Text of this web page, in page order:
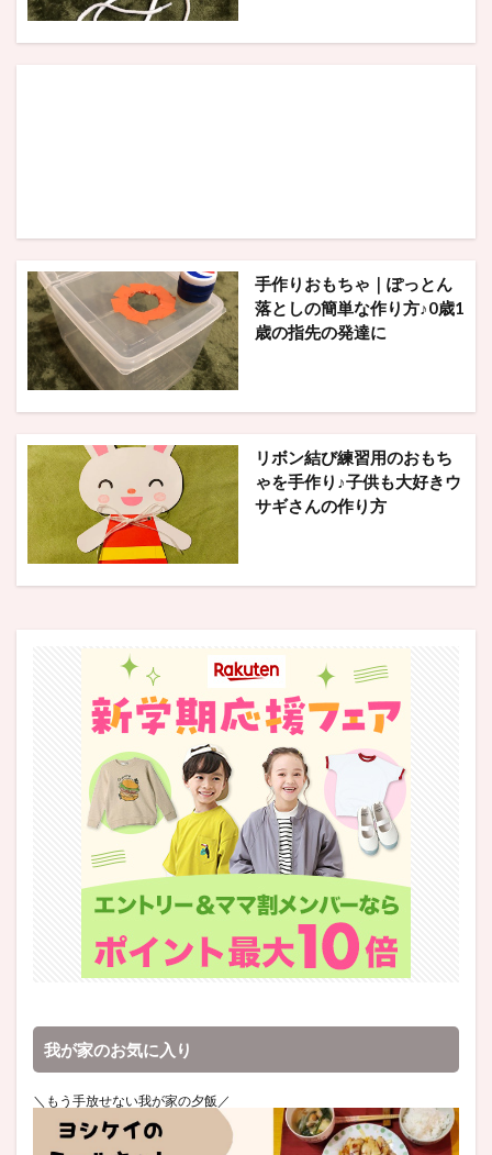
手作りおもちゃ｜ぽっとん
落としの簡単な作り方♪0歳1
歳の指先の発達に
リボン結び練習用のおもち
ゃを手作り♪子供も大好きウ
サギさんの作り方
我が家のお気に入り
＼もう手放せない我が家の夕飯／